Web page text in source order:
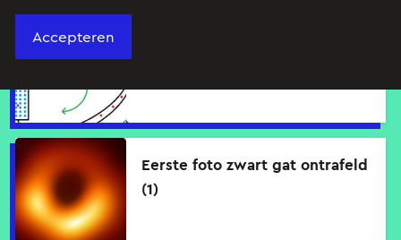
Eerste foto zwart gat ontrafeld
(1)